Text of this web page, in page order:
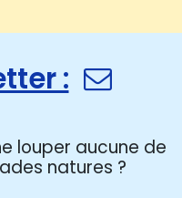
:
louper aucune de
natures ?